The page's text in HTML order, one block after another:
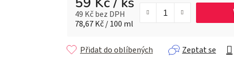
49 Kč bez DPH
Měrná cena:
78,67 Kč / 100 ml
Zeptat se
Přidat do oblíbených